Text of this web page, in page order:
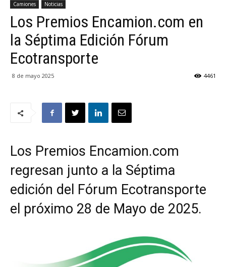
Camiones Noticias
Los Premios Encamion.com en
la Séptima Edición Fórum
Ecotransporte
8 de mayo 2025 4461
Los Premios Encamion.com
regresan junto a la Séptima
edición del Fórum Ecotransporte
el próximo 28 de Mayo de 2025.